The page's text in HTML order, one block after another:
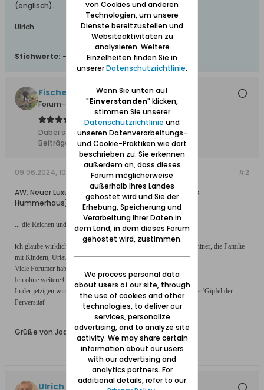
(englisch).
Ulrich
Stichworte: -
Fischersjung
Forum-Teilnehmer
Dabei seit:
10.11.2015
Beiträge:
5683
#2
09.06.2024, 10:36
AW: Neuer Luxus in Danzig: The Lobster house (Das
Hummerhaus), Lange Brücke 24
... die Reichen und Schönen endlich unter sich!
ch glaube wirklich, dass sich der redlich arbeitende Danziger, Rentner, die Familie
mit Kindern, Urlauber, sich dieses Lokal leisten kann.
Viele Forumer haben es schon gelesen, Sprache verschlagen.
Ich ohne weitere Gedanken dazu, dies wäre Verschwendung.
In der jetzigen wirtschaftlichen Zeit ist es meiner Meinung nach der 'Gipfel der
Perversität'
Grüße von Joachim
Ulrich 31
von Cookies und anderen
Technologien, um unsere
Dienste bereitzustellen und
Websiteaktivitäten zu
analysieren. Weitere
Einzelheiten finden Sie in
unsererDatenschutzrichtlinie.
Wenn Sie unten auf
"Einverstanden" klicken,
stimmen Sie unserer
Datenschutzrichtlinie und
unseren Datenverarbeitungs-
und Cookie-Praktiken wie dort
beschrieben zu. Sie erkennen
außerdem an, dass dieses
Forum möglicherweise
außerhalb Ihres Landes
gehostet wird und Sie der
Erhebung, Speicherung und
Verarbeitung Ihrer Daten in
dem Land, in dem dieses Forum
gehostet wird, zustimmen.
We process personal data
about users of our site, through
the use of cookies and other
technologies, to deliver our
services, personalize
advertising, and to analyze site
activity. We may share certain
information about our users
with our advertising and
analytics partners. For
additional details, refer to our